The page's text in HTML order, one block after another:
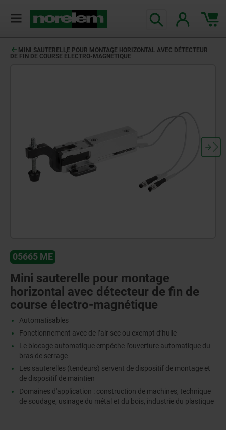
MINI SAUTERELLE POUR MONTAGE HORIZONTAL AVEC DÉTECTEUR
DE FIN DE COURSE ÉLECTRO-MAGNÉTIQUE
05665 ME
Mini sauterelle pour montage
horizontal avec détecteur de fin de
course électro-magnétique
Automatisables
Fonctionnement avec de l’air sec ou exempt d’huile
Le blocage automatique empêche l’ouverture automatique du
bras de serrage
Les sauterelles (tendeurs) servent de dispositif de montage et
de dispositif de maintien
Domaines d'application : construction de machines, technique
de soudage, usinage du métal et du bois, industrie du plastique